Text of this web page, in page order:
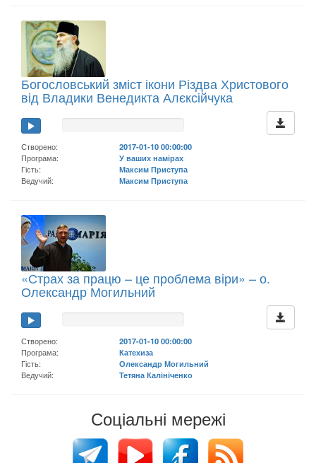
Богословський зміст ікони Різдва Христового
від Владики Венедикта Алєксійчука
Створено:
2017-01-10 00:00:00
Програма:
У ваших намірах
Гість:
Максим Приступа
Ведучий:
Максим Приступа
«Страх за працю – це проблема віри» – о.
Олександр Могильний
Створено:
2017-01-10 00:00:00
Програма:
Катехиза
Гість:
Олександр Могильний
Ведучий:
Тетяна Калініченко
Соціальні мережі